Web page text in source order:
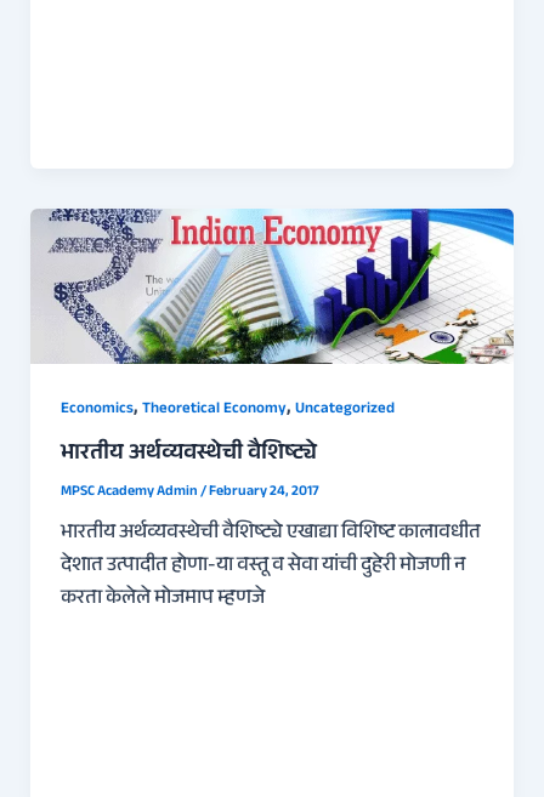
Economics,Theoretical Economy,Uncategorized
भारतीय अर्थव्यवस्थेची वैशिष्ट्ये
MPSC Academy Admin/February 24, 2017
भारतीय अर्थव्यवस्थेची वैशिष्ट्ये एखाद्या विशिष्ट कालावधीत
देशात उत्पादीत होणा-या वस्तू व सेवा यांची दुहेरी मोजणी न
करता केलेले मोजमाप म्हणजे